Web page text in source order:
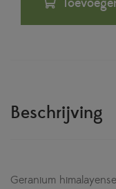
Beschrijving
Geranium himalayense